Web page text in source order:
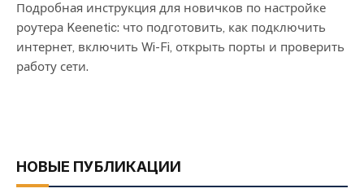
Подробная инструкция для новичков по настройке
роутера Keenetic: что подготовить, как подключить
интернет, включить Wi-Fi, открыть порты и проверить
работу сети.
НОВЫЕ ПУБЛИКАЦИИ